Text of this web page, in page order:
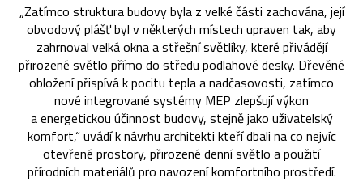
„Zatímco struktura budovy byla z velké části zachována, její
obvodový plášť byl v některých místech upraven tak, aby
zahrnoval velká okna a střešní světlíky, které přivádějí
přirozené světlo přímo do středu podlahové desky. Dřevěné
obložení přispívá k pocitu tepla a nadčasovosti, zatímco
nové integrované systémy MEP zlepšují výkon
a energetickou účinnost budovy, stejně jako uživatelský
komfort,“ uvádí k návrhu architekti kteří dbali na co nejvíc
otevřené prostory, přirozené denní světlo a použití
přírodních materiálů pro navození komfortního prostředí.